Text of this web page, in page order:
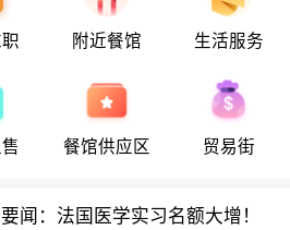
附近餐馆 生活服务
餐馆供应区 贸易街
要闻：法国医学实习名额大增！
音乐家海选启动！
线部分关闭！宠物店违规罚款出